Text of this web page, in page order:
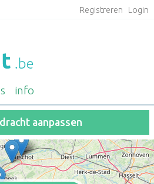
Registreren Login
info
aanpassen